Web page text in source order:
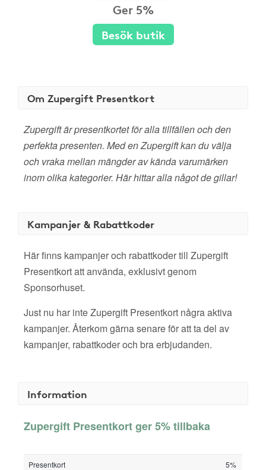
Ger 5%
Besök butik
Om Zupergift Presentkort
Zupergift är presentkortet för alla tillfällen och den
perfekta presenten. Med en Zupergift kan du välja
och vraka mellan mängder av kända varumärken
inom olika kategorier. Här hittar alla något de gillar!
Kampanjer & Rabattkoder
Här finns kampanjer och rabattkoder till Zupergift
Presentkort att använda, exklusivt genom
Sponsorhuset.
Just nu har inte Zupergift Presentkort några aktiva
kampanjer. Återkom gärna senare för att ta del av
kampanjer, rabattkoder och bra erbjudanden.
Information
Zupergift Presentkort ger 5% tillbaka
Presentkort 5%